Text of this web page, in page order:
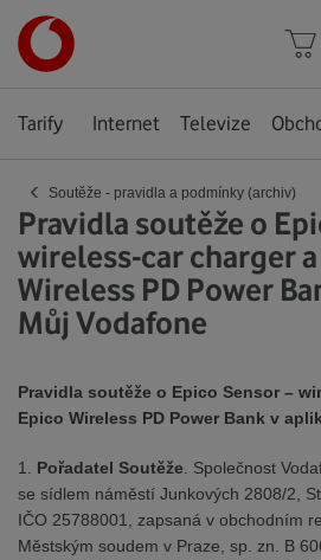
stránka
Tarify Internet Televize
‹ Soutěže - pravidla a podmínky (archiv)
Pravidla soutěže o
wireless-car charger
Wireless PD Power
Můj Vodafone
Pravidla soutěže o Epico Sensor –
Epico Wireless PD Power Bank v
1. Pořadatel Soutěže . Společnost
se sídlem náměstí Junkových 2808/2,
IČO 25788001, zapsaná v obchodním
Městským soudem v Praze, sp. zn. B